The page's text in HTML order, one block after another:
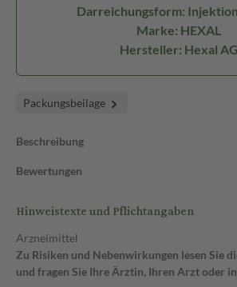
Darreichungsform:
Marke: HEXAL
Hersteller: Hexal AG
Packungsbeilage
Beschreibung
Bewertungen
Hinweistexte und Pflichtangaben
Arzneimittel
Zu Risiken und Nebenwirkungen lesen Sie
und fragen Sie Ihre Ärztin, Ihren Arzt oder